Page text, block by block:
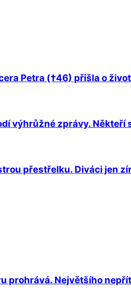
Petra (†46) přišla o
výhrůžné zprávy. Někteří
přestřelku. Diváci jen
prohrává. Největšího